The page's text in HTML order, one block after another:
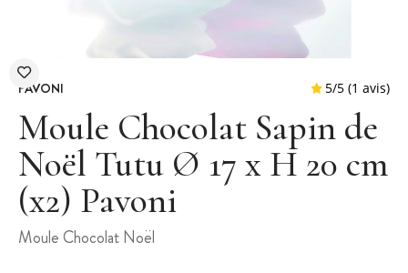
PAVONI
Moule Chocolat Sapin de
Noël Tutu Ø 17 x H 20 cm
(x2) Pavoni
Moule Chocolat Noël